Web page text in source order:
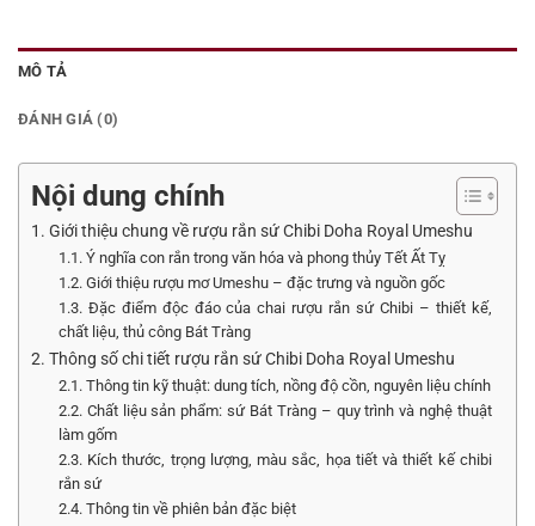
MÔ TẢ
ĐÁNH GIÁ (0)
Nội dung chính
1. Giới thiệu chung về rượu rắn sứ Chibi Doha Royal Umeshu
1.1. Ý nghĩa con rắn trong văn hóa và phong thủy Tết Ất Tỵ
1.2. Giới thiệu rượu mơ Umeshu – đặc trưng và nguồn gốc
1.3. Đặc điểm độc đáo của chai rượu rắn sứ Chibi – thiết kế,
chất liệu, thủ công Bát Tràng
2. Thông số chi tiết rượu rắn sứ Chibi Doha Royal Umeshu
2.1. Thông tin kỹ thuật: dung tích, nồng độ cồn, nguyên liệu chính
2.2. Chất liệu sản phẩm: sứ Bát Tràng – quy trình và nghệ thuật
làm gốm
2.3. Kích thước, trọng lượng, màu sắc, họa tiết và thiết kế chibi
rắn sứ
2.4. Thông tin về phiên bản đặc biệt